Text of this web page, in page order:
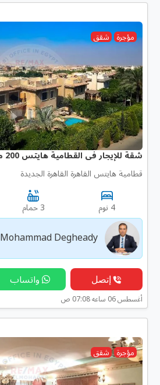
مؤجرة شقق
شقة للإيجار فى القطامية هايتس 200 متر متشطبة
قطامية هايتس القاهرة القاهرة الجديدة
4 نوم 3 حمام
Mohammad Degheady
إتصل واتساب
أغسطس 06 ساعه 07:08 ص
مؤجرة شقق